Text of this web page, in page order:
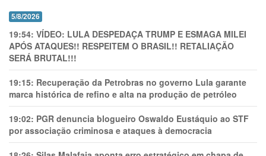
5/8/2026
19:54: VÍDEO: LULA DESPEDAÇA TRUMP E ESMAGA MILEI
APÓS ATAQUES!! RESPEITEM O BRASIL!! RETALIAÇÃO
SERÁ BRUTAL!!!
19:15: Recuperação da Petrobras no governo Lula garante
marca histórica de refino e alta na produção de petróleo
19:02: PGR denuncia blogueiro Oswaldo Eustáquio ao STF
por associação criminosa e ataques à democracia